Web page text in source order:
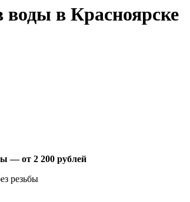
воды в Красноярске
— от 2 200 рублей
резьбы